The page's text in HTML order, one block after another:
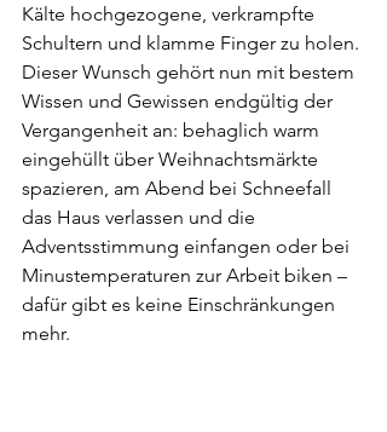
Kälte hochgezogene, verkrampfte
Schultern und klamme Finger zu holen.
Dieser Wunsch gehört nun mit bestem
Wissen und Gewissen endgültig der
Vergangenheit an: behaglich warm
eingehüllt über Weihnachtsmärkte
spazieren, am Abend bei Schneefall
das Haus verlassen und die
Adventsstimmung einfangen oder bei
Minustemperaturen zur Arbeit biken –
dafür gibt es keine Einschränkungen
mehr.